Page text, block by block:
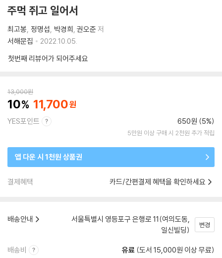
주먹 쥐고 일어서
최고봉 정명섭 박경희 권오준 저
서해문집
2022.10.05.
첫번째 리뷰어가 되어주세요
13,000원
10 11,700
YES포인트 650원 (5%)
5만원 이상 구매 시 2천원 추가 적립
앱 다운 시 1천원 상품권
결제혜택 카드/간편결제 혜택을 확인하세요
배송안내
서울특별시 영등포구 은행로 11(여의도동,
일신빌딩)
변경
배송비 유료 (도서 15,000원 이상 무료)